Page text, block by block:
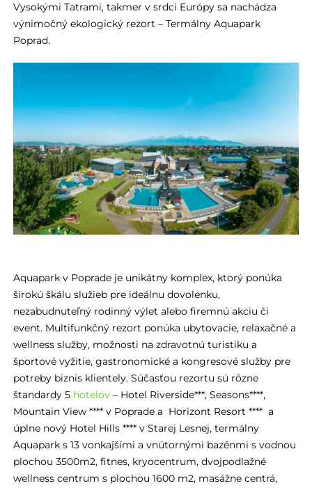
Vysokými Tatrami, takmer v srdci Európy sa nachádza
výnimočný ekologický rezort – Termálny Aquapark
Poprad.
Aquapark v Poprade je unikátny komplex, ktorý ponúka
širokú škálu služieb pre ideálnu dovolenku,
nezabudnuteľný rodinný výlet alebo firemnú akciu či
event. Multifunkčný rezort ponúka ubytovacie, relaxačné a
wellness služby, možnosti na zdravotnú turistiku a
športové vyžitie, gastronomické a kongresové služby pre
potreby biznis klientely. Súčasťou rezortu sú rôzne
štandardy 5 hotelov– Hotel Riverside***, Seasons****,
Mountain View **** v Poprade a Horizont Resort **** a
úplne nový Hotel Hills **** v Starej Lesnej, termálny
Aquapark s 13 vonkajšími a vnútornými bazénmi s vodnou
plochou 3500m2, fitnes, kryocentrum, dvojpodlažné
wellness centrum s plochou 1600 m2, masážne centrá,